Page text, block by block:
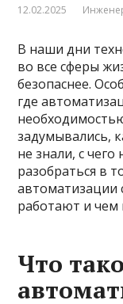
12.02.2025
В наши дни
во все сферы
безопаснее.
где
задумывались,
не знали, с
разобраться в
автоматизации
работают и чем
Что